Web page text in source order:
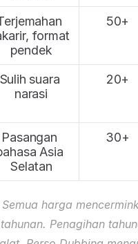
format
pendek
50+
Sulih suara
narasi
20+
Pasangan
Asia
Selatan
30+
Semua harga
Penagihan